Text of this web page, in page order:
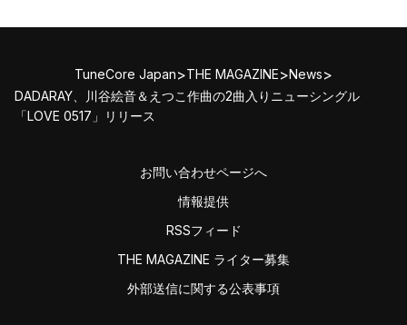
TuneCore Japan>THE MAGAZINE>News>
DADARAY、川谷絵音＆えつこ作曲の2曲入りニューシングル
「LOVE 0517」リリース
お問い合わせページへ
情報提供
RSSフィード
THE MAGAZINE ライター募集
外部送信に関する公表事項